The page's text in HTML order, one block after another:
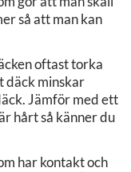
så att man kan
oftast torka
däck minskar
Jämför med ett
hårt så känner du
har kontakt och